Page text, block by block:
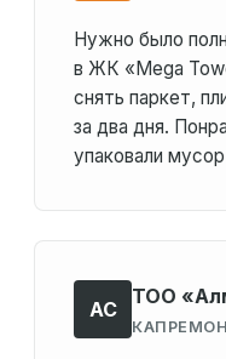
Нужно было
в ЖК «Mega
снять паркет,
за два дня.
упаковали
АС
ТОО